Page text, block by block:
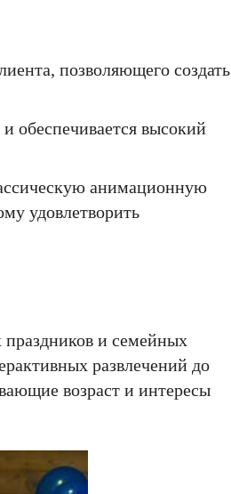
позволяющего создать
обеспечивается высокий
анимационную
удовлетворить
праздников и семейных
развлечений до
возраст и интересы